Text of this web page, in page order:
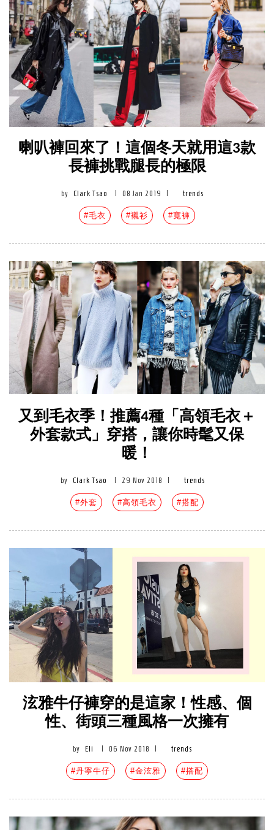
喇叭褲回來了！這個冬天就用這3款
長褲挑戰腿長的極限
by Clark Tsao 08 Jan 2019 trends
#毛衣 #襯衫 #寬褲
又到毛衣季！推薦4種「高領毛衣＋
外套款式」穿搭，讓你時髦又保
暖！
by Clark Tsao 29 Nov 2018 trends
#外套 #高領毛衣 #搭配
泫雅牛仔褲穿的是這家！性感、個
性、街頭三種風格一次擁有
by Eli 06 Nov 2018 trends
#丹寧牛仔 #金泫雅 #搭配